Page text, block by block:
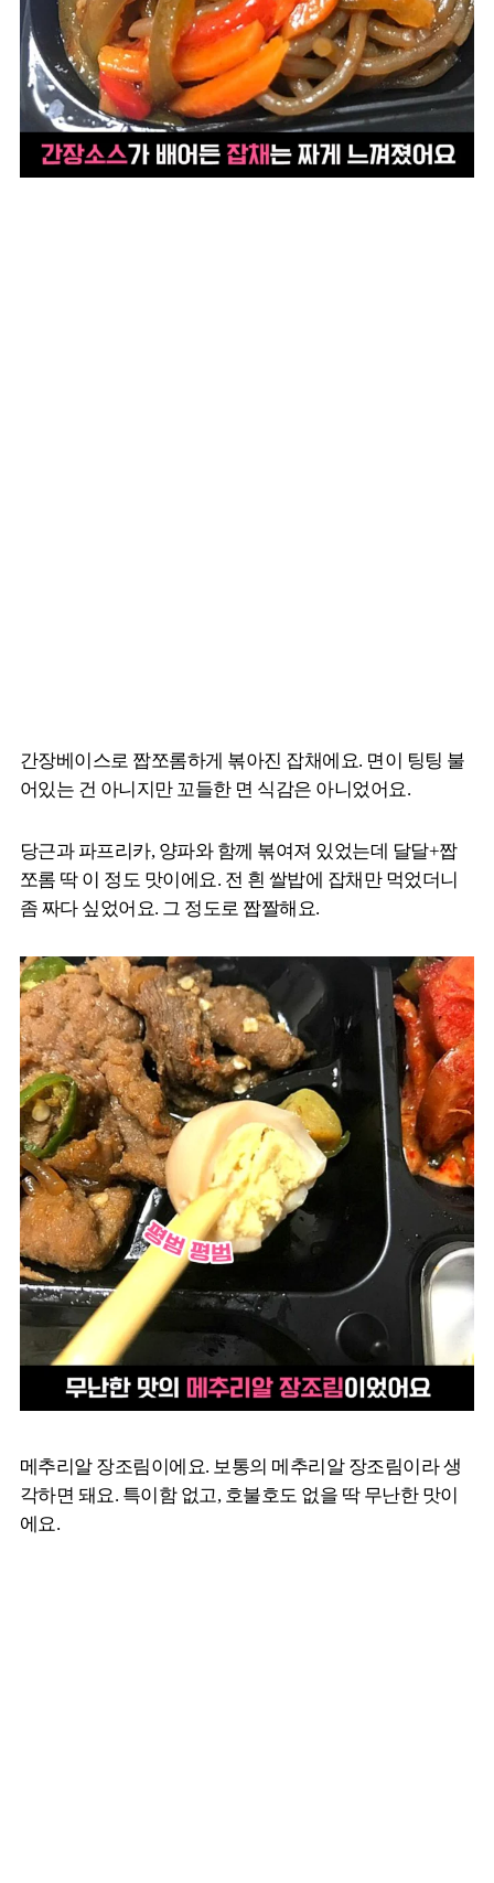
간장베이스로 짭쪼롬하게 볶아진 잡채에요. 면이 팅팅 불
어있는 건 아니지만 꼬들한 면 식감은 아니었어요.
당근과 파프리카, 양파와 함께 볶여져 있었는데 달달+짭
쪼롬 딱 이 정도 맛이에요. 전 흰 쌀밥에 잡채만 먹었더니
좀 짜다 싶었어요. 그 정도로 짭짤해요.
메추리알 장조림이에요. 보통의 메추리알 장조림이라 생
각하면 돼요. 특이함 없고, 호불호도 없을 딱 무난한 맛이
에요.